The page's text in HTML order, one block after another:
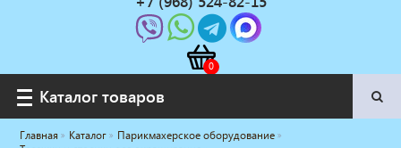
Каталог товаров
Каталог товаров
Главная Каталог
Парикмахерское оборудование